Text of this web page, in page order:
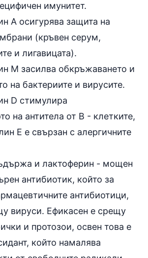
имунитет.
А осигурява защита на
(кръвен серум,
и лигавицата).
М засилва обкръжаването и
на бактериите и вирусите.
D стимулира
на антитела от В - клетките,
Е е свързан с алергичните
и лактоферин - мощен
антибиотик, който за
антибиотици,
вируси. Ефикасен е срещу
и протозои, освен това е
който намалява